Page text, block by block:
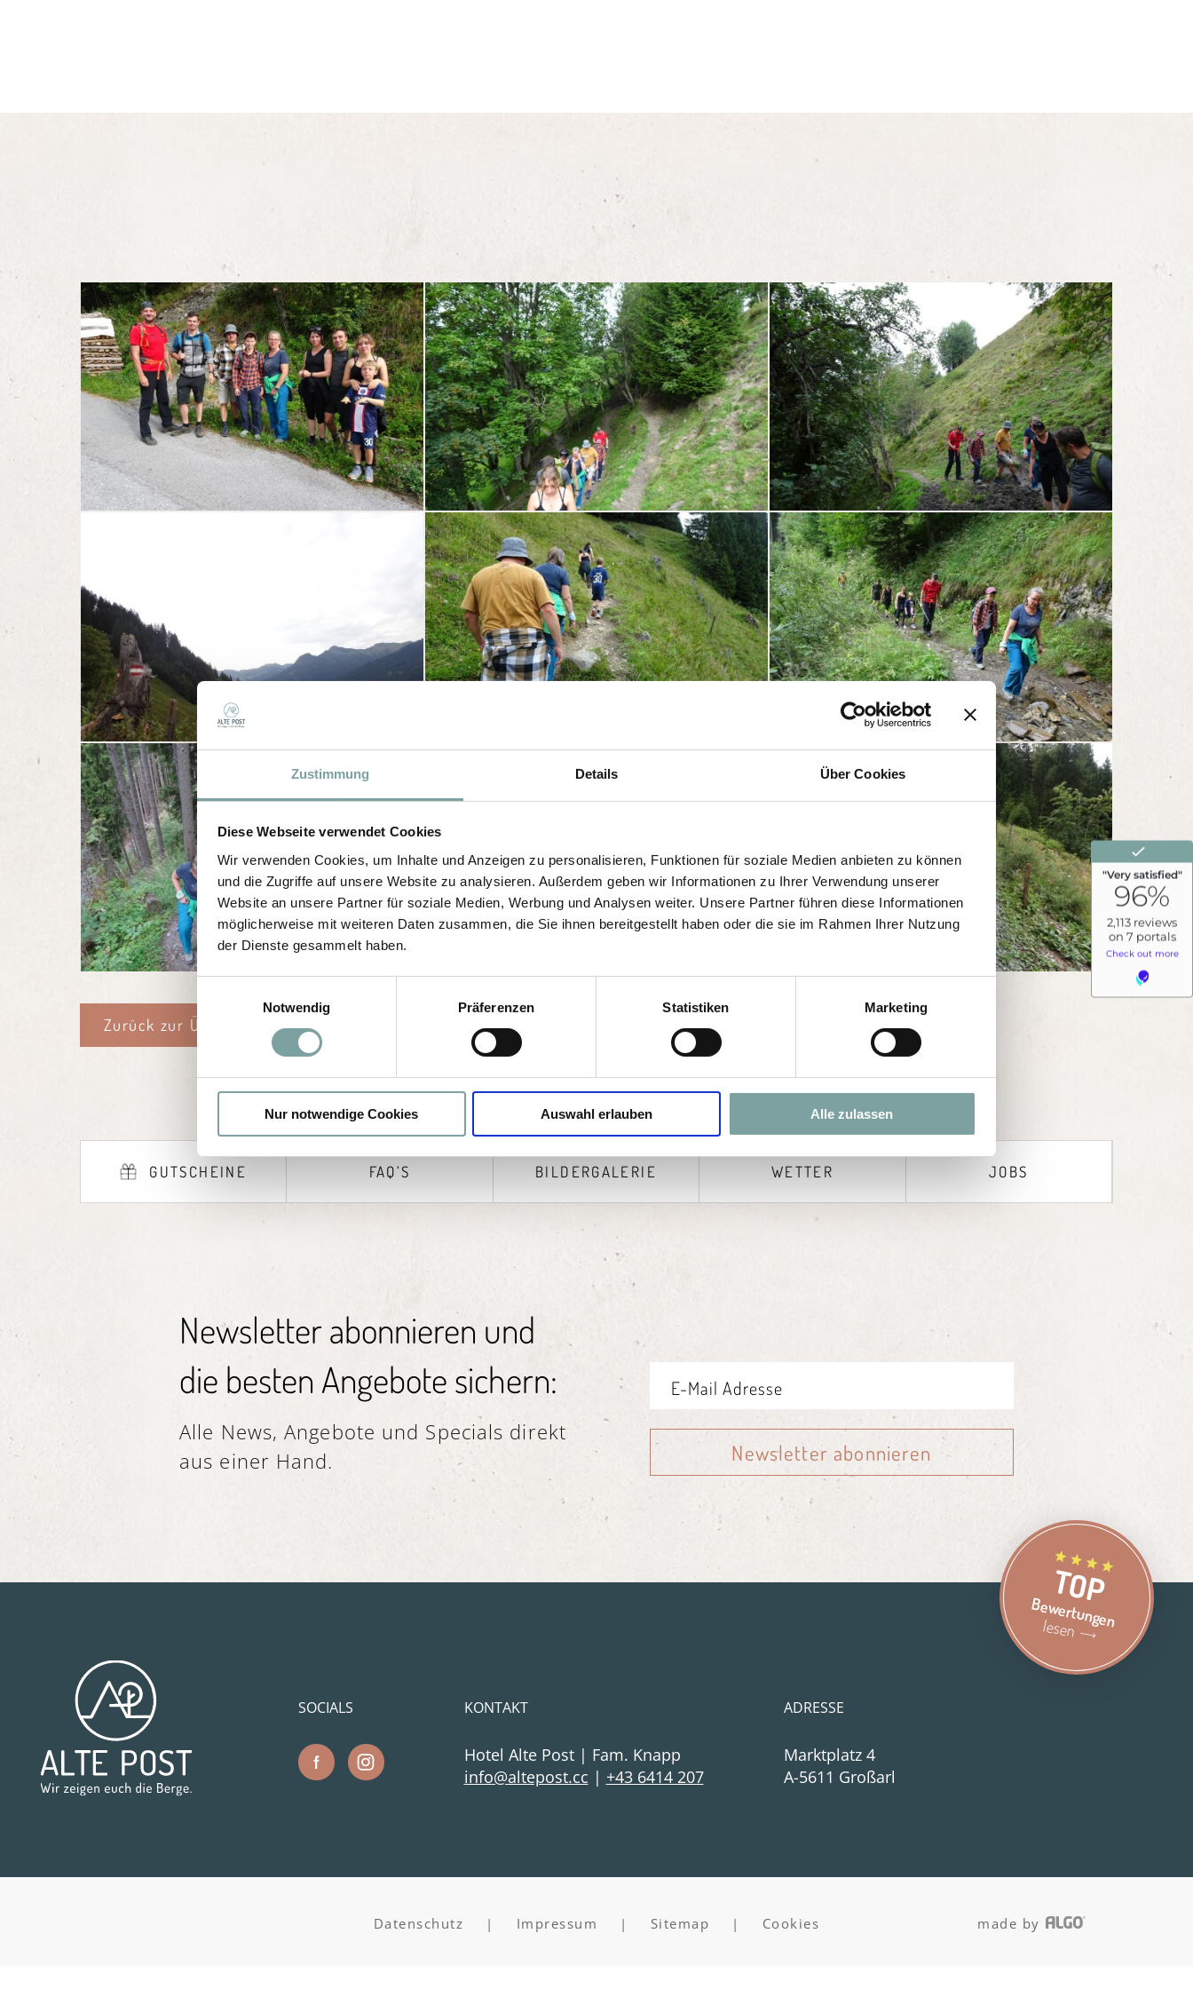
Zustimmung Details Über Cookies
Diese Webseite verwendet Cookies
Wir verwenden Cookies, um Inhalte und Anzeigen zu personalisieren, Funktionen für soziale Medien anbieten zu können
und die Zugriffe auf unsere Website zu analysieren. Außerdem geben wir Informationen zu Ihrer Verwendung unserer
Website an unsere Partner für soziale Medien, Werbung und Analysen weiter. Unsere Partner führen diese Informationen
möglicherweise mit weiteren Daten zusammen, die Sie ihnen bereitgestellt haben oder die sie im Rahmen Ihrer Nutzung
der Dienste gesammelt haben.
i
n
w
g
u
n
w
a
h
l
Notwendig Präferenzen Statistiken Marketing
Nur notwendige Cookies Auswahl erlauben Alle zulassen
Zurück zur Übersicht
GUTSCHEINE FAQ’S BILDERGALERIE WETTER JOBS
Newsletter abonnieren und
die besten Angebote sichern:
Alle News, Angebote und Specials direkt
aus einer Hand.
Newsletter abonnieren
SOCIALS KONTAKT
Hotel Alte Post | Fam. Knapp
cc.tsopetla@ofni | +43 6414 207
ADRESSE
Marktplatz 4
A-5611 Großarl
TOP
Bewertungen
lesen
Datenschutz | Impressum | Sitemap | Cookies made by